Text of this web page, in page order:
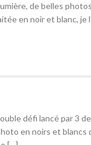
de belles
en noir et blanc, je
défi lancé par 3
en noirs et